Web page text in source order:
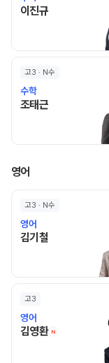
이진규이진규 선생
고3 · N수
수학
조태근조태근 선생
영어
고3 · N수
영어
김기철 김기철 선생
고3
영어
김영환 N 김영환 선